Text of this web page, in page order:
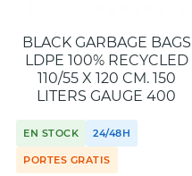
BLACK GARBAGE BAGS
LDPE 100% RECYCLED
110/55 X 120 CM. 150
LITERS GAUGE 400
EN STOCK 24/48H
PORTES GRATIS